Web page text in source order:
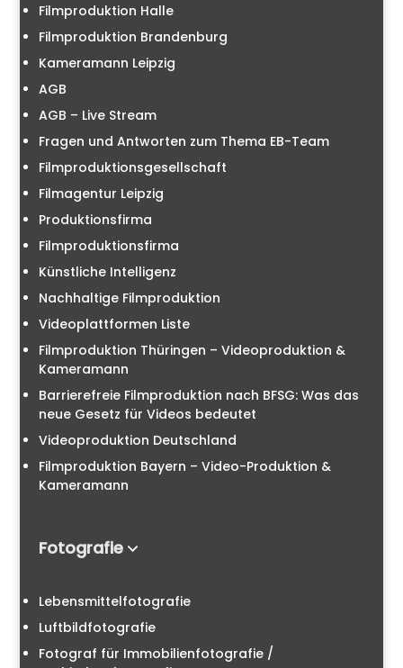
Filmproduktion Halle
Filmproduktion Brandenburg
Kameramann Leipzig
AGB
AGB – Live Stream
Fragen und Antworten zum Thema EB-Team
Filmproduktionsgesellschaft
Filmagentur Leipzig
Produktionsfirma
Filmproduktionsfirma
Künstliche Intelligenz
Nachhaltige Filmproduktion
Videoplattformen Liste
Filmproduktion Thüringen – Videoproduktion &
Kameramann
Barrierefreie Filmproduktion nach BFSG: Was das
neue Gesetz für Videos bedeutet
Videoproduktion Deutschland
Filmproduktion Bayern – Video-Produktion &
Kameramann
Fotografie
Lebensmittelfotografie
Luftbildfotografie
Fotograf für Immobilienfotografie /